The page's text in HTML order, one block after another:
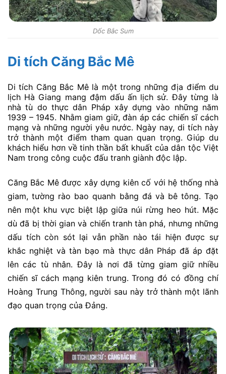
Dốc Bắc Sum
Di tích Căng Bắc Mê
Di tích Căng Bắc Mê là một trong những địa điểm du
lịch Hà Giang mang đậm dấu ấn lịch sử. Đây từng là
nhà tù do thực dân Pháp xây dựng vào những năm
1939 – 1945. Nhằm giam giữ, đàn áp các chiến sĩ cách
mạng và những người yêu nước. Ngày nay, di tích này
trở thành một điểm tham quan quan trọng. Giúp du
khách hiểu hơn về tinh thần bất khuất của dân tộc Việt
Nam trong công cuộc đấu tranh giành độc lập.
Căng Bắc Mê được xây dựng kiên cố với hệ thống nhà
giam, tường rào bao quanh bằng đá và bê tông. Tạo
nên một khu vực biệt lập giữa núi rừng heo hút. Mặc
dù đã bị thời gian và chiến tranh tàn phá, nhưng những
dấu tích còn sót lại vẫn phần nào tái hiện được sự
khắc nghiệt và tàn bạo mà thực dân Pháp đã áp đặt
lên các tù nhân. Đây là nơi đã từng giam giữ nhiều
chiến sĩ cách mạng kiên trung. Trong đó có đồng chí
Hoàng Trung Thông, người sau này trở thành một lãnh
đạo quan trọng của Đảng.